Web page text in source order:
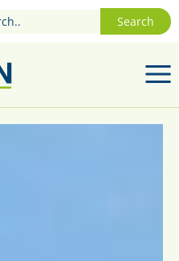
Search